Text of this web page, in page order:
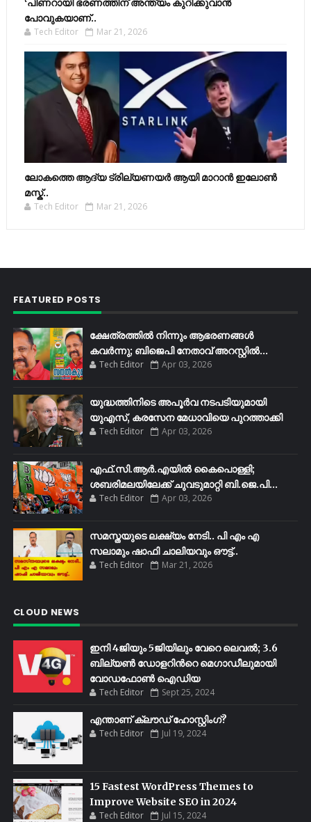
‘പിണറായി ഭരണത്തിന് അന്ത്യം കുറിക്കുവാൻ
പോവുകയാണ്..
Tech Editor Mar 21, 2026
ലോകത്തെ ആദ്യ ട്രില്യണയർ ആയി മാറാൻ ഇലോൺ
മസ്ക്..
Tech Editor Mar 21, 2026
FEATURED POSTS
ക്ഷേത്രത്തിൽ നിന്നും ആഭരണങ്ങൾ
കവർന്നു; ബിജെപി നേതാവ് അറസ്റ്റിൽ...
Tech Editor Apr 03, 2026
യുദ്ധത്തിനിടെ അപൂർവ നടപടിയുമായി
യുഎസ്, കരസേന മേധാവിയെ പുറത്താക്കി
Tech Editor Apr 03, 2026
എഫ്​.സി.ആർ.എയിൽ കൈപൊള്ളി;
ശബരിമലയിലേക്ക്​ ചുവടുമാറ്റി ബി.ജെ.പി...
Tech Editor Apr 03, 2026
സമസ്തയുടെ ലക്ഷ്യം നേടി.. പി എം എ
സലാമും ഷാഫി ചാലിയവും ഔട്ട്..
Tech Editor Mar 21, 2026
CLOUD NEWS
ഇനി 4ജിയും 5ജിയിലും വേറെ ലെവൽ; 3.6
ബില്യണ്‍ ഡോളറിന്‍റെ മെഗാഡീലുമായി
വോഡഫോണ്‍ ഐഡിയ
Tech Editor Sept 25, 2024
എന്താണ് ക്ലൗഡ് ഹോസ്റ്റിംഗ്?
Tech Editor Jul 19, 2024
15 Fastest WordPress Themes to
Improve Website SEO in 2024
Tech Editor Jul 15, 2024